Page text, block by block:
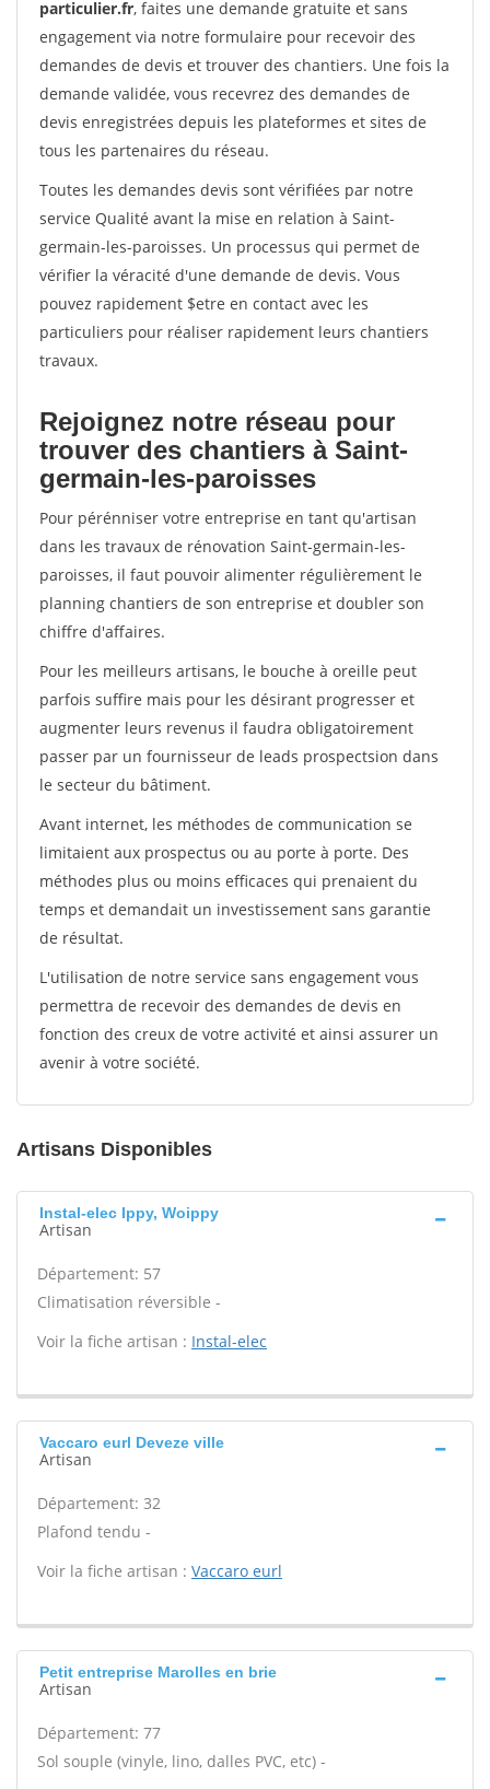
particulier.fr, faites une demande gratuite et sans
engagement via notre formulaire pour recevoir des
demandes de devis et trouver des chantiers. Une fois la
demande validée, vous recevrez des demandes de
devis enregistrées depuis les plateformes et sites de
tous les partenaires du réseau.
Toutes les demandes devis sont vérifiées par notre
service Qualité avant la mise en relation à Saint-
germain-les-paroisses. Un processus qui permet de
vérifier la véracité d'une demande de devis. Vous
pouvez rapidement $etre en contact avec les
particuliers pour réaliser rapidement leurs chantiers
travaux.
Rejoignez notre réseau pour
trouver des chantiers à Saint-
germain-les-paroisses
Pour pérénniser votre entreprise en tant qu'artisan
dans les travaux de rénovation Saint-germain-les-
paroisses, il faut pouvoir alimenter régulièrement le
planning chantiers de son entreprise et doubler son
chiffre d'affaires.
Pour les meilleurs artisans, le bouche à oreille peut
parfois suffire mais pour les désirant progresser et
augmenter leurs revenus il faudra obligatoirement
passer par un fournisseur de leads prospectsion dans
le secteur du bâtiment.
Avant internet, les méthodes de communication se
limitaient aux prospectus ou au porte à porte. Des
méthodes plus ou moins efficaces qui prenaient du
temps et demandait un investissement sans garantie
de résultat.
L'utilisation de notre service sans engagement vous
permettra de recevoir des demandes de devis en
fonction des creux de votre activité et ainsi assurer un
avenir à votre société.
Artisans Disponibles
Instal-elec Ippy, Woippy
Artisan
Département: 57
Climatisation réversible -
Voir la fiche artisan : Instal-elec
Vaccaro eurl Deveze ville
Artisan
Département: 32
Plafond tendu -
Voir la fiche artisan : Vaccaro eurl
Petit entreprise Marolles en brie
Artisan
Département: 77
Sol souple (vinyle, lino, dalles PVC, etc) -